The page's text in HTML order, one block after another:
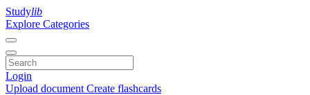
Studylib
Explore Categories
Login
Upload document Create flashcards